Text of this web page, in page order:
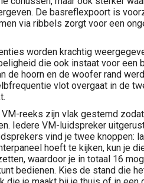
De basreflexpoort is
via ribbels zorgt voor een
worden krachtig
die ook instaat voor een
de hoorn en de woofer rand
vlot overgaat in de
reeks zijn vlak gestemd
Iedere VM-luidspreker
vind je twee knoppen:
hoeft te kijken, kun je
waardoor je in totaal 16
bedienen. Kies de stand die